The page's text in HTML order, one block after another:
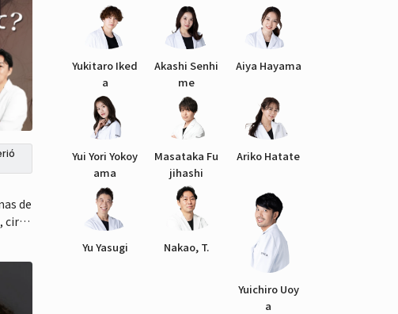
de
ciruj
Yukitaro Iked
a
Akashi Senhi
me
Aiya Hayama
Yui Yori Yokoy
ama
Masataka Fu
jihashi
Ariko Hatate
Yu Yasugi Nakao, T.
Yuichiro Uoy
a